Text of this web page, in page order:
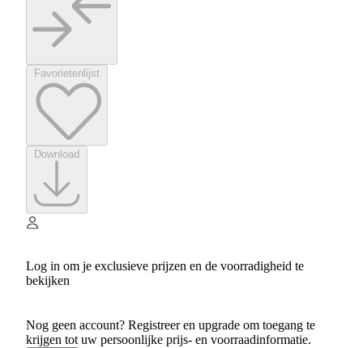
Log in om je exclusieve prijzen en de voorradigheid te
bekijken
Nog geen account? Registreer en upgrade om toegang te
krijgen tot uw persoonlijke prijs- en voorraadinformatie.